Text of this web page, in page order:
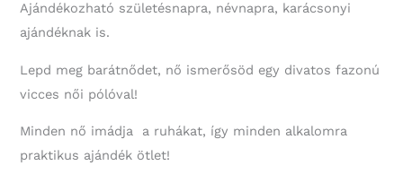
Ajándékozható születésnapra, névnapra, karácsonyi
ajándéknak is.
Lepd meg barátnődet, nő ismerősöd egy divatos fazonú
vicces női pólóval!
Minden nő imádja a ruhákat, így minden alkalomra
praktikus ajándék ötlet!